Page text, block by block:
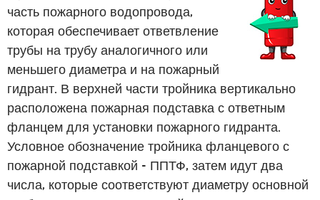
часть пожарного водопровода,
которая обеспечивает ответвление
трубы на трубу аналогичного или
меньшего диаметра и на пожарный
гидрант. В верхней части тройника вертикально
расположена пожарная подставка с ответным
фланцем для установки пожарного гидранта.
Условное обозначение тройника фланцевого с
пожарной подставкой - ППТФ, затем идут два
числа, которые соответствуют диаметру основной